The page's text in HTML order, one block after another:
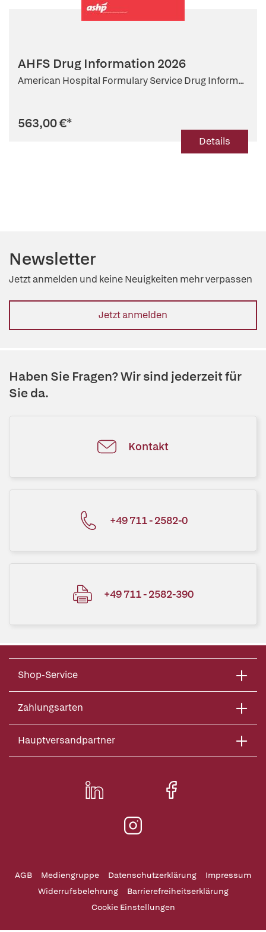
AHFS Drug Information 2026
American Hospital Formulary Service Drug Inform...
563,00 €*
Details
Newsletter
Jetzt anmelden und keine Neuigkeiten mehr verpassen
Jetzt anmelden
Haben Sie Fragen? Wir sind jederzeit für
Sie da.
Kontakt
+49 711 - 2582-0
+49 711 - 2582-390
Shop-Service
Zahlungsarten
Hauptversandpartner
AGB Mediengruppe Datenschutzerklärung
Impressum
Widerrufsbelehrung
Barrierefreiheitserklärung
Cookie Einstellungen